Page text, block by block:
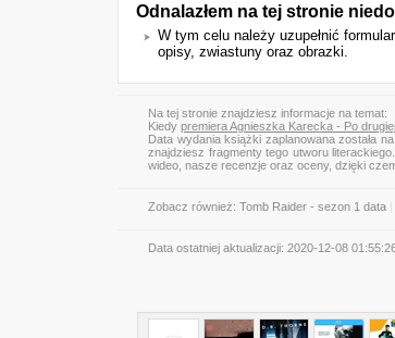
Odnalazłem na tej stronie
W tym celu należy uzupełnić
opisy, zwiastuny oraz obrazki.
Na tej stronie znajdziesz informacje na temat:
Kiedy premiera Agnieszka Karecka - Po
Data wydania książki zaplanowana została
znajdziesz fragmenty tego utworu
wideo, nasze recenzje oraz oceny, dzięki
Zobacz również: Tomb Raider - sezon 1 data
Data ostatniej aktualizacji: 2020-12-08